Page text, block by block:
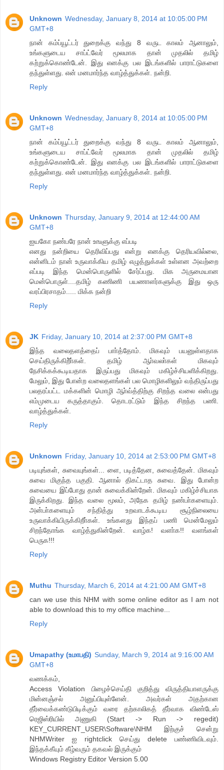
Unknown Wednesday, January 8, 2014 at 10:05:00 PM
GMT+8
நான் கம்ப்யூட்டர் துறைக்கு வந்து 8 வருட காலம் ஆனாலும்,
உங்களுடைய சாப்ட்வேர் மூலமாக தான் முதலில் தமிழ்
கற்றுக்கொண்டேன். இது எனக்கு பல இடங்களில் பாராட்டுகளை
தந்துள்ளது. என் மனமார்ந்த வாழ்த்துக்கள். நன்றி.
Reply
Unknown Wednesday, January 8, 2014 at 10:05:00 PM
GMT+8
நான் கம்ப்யூட்டர் துறைக்கு வந்து 8 வருட காலம் ஆனாலும்,
உங்களுடைய சாப்ட்வேர் மூலமாக தான் முதலில் தமிழ்
கற்றுக்கொண்டேன். இது எனக்கு பல இடங்களில் பாராட்டுகளை
தந்துள்ளது. என் மனமார்ந்த வாழ்த்துக்கள். நன்றி.
Reply
Unknown Thursday, January 9, 2014 at 12:44:00 AM
GMT+8
ஐயகோ நண்பரே நான் உஙளுக்கு எப்படி
எனது நன்றியை தெரிவிப்பது என்று எனக்கு தெரியவில்லை,
என்னிடம் நான் உருவாக்கிய தமிழ் எழுத்துக்கள் உள்ளன அவற்றை
எப்படி இந்த மென்பொருளில் சேர்ப்பது. மிக அருமையான
மென்பொருள்....தமிழ் கணிணி பயணாளர்களுக்கு இது ஒரு
வரப்பிரசாதம்..... மிக்க நன்றி
Reply
JK Friday, January 10, 2014 at 2:37:00 PM GMT+8
இந்த வலைதளத்தைப் பாா்த்தோம். மிகவும் பயனுள்ளதாக
செய்திருக்கிறீ்ா்கள். தமிழ் ஆா்வலா்கள் மிகவும்
நேசிக்கக்கூடியதாக இருப்பது மிகவும் மகிழ்ச்சியளிக்கிறது.
மேலும், இது போன்ற வலைதளங்கள் பல மொழிகளிலும் வந்திருப்பது
பலதரப்பட்ட மக்களின் மொழி ஆா்வ்த்திற்கு சிறந்த வலை என்பது
எம்முடைய கருத்தாகும். தொடரட்டும் இந்த சிறந்த பணி.
வாழ்த்துக்கள்.
Reply
Unknown Friday, January 10, 2014 at 2:53:00 PM GMT+8
படியுங்கள், சுவையுங்கள்... ளை, படித்தேன, சுவைத்தேன். மிகவும்
சுவை மிகுந்த பகுதி. ஆனால் திகட்டாத சுவை. இது போன்ற
சுவையை இப்போது தான் சுவைக்கின்றேன். மிகவும் மகிழ்ச்சியாக
இருக்கிறது. இந்த வலை மூலம், அநேக தமிழ் நண்பா்களையும்.
அன்பா்களையும் சந்தித்து உறவாடக்கூடிய சூழ்நிலையை
உருவாக்கியிருக்கிறீா்கள். உங்களது இந்தப் பணி மென்மேலும்
சிறந்தோங்க வாழ்த்துகின்றேன். வாழ்க! வளா்க!! வளங்கள்
பெருக!!!
Reply
Muthu Thursday, March 6, 2014 at 4:21:00 AM GMT+8
can we use this NHM with some online editor as I am not
able to download this to my office machine...
Reply
Umapathy (உமாபதி) Sunday, March 9, 2014 at 9:16:00 AM
GMT+8
வணக்கம்,
Access Violation பிழைச்செய்தி குறித்து விருத்தியாளருக்கு
மின்னஞ்சல் அனுப்பியுள்ளேன். அவர்கள் அதற்கான
தீர்வைக்கண்டுபிடிக்கும் வரை தற்காலிகத் தீர்வாக விண்டேஸ்
ரெஜிஸ்ரியில் அணுகி (Start -> Run -> regedit)
KEY_CURRENT_USER\Software\NHM இற்குச் சென்று
NHMWriter ஐ rightclick செய்து delete பண்ணிவிடவும்.
இந்தக்கீயும் கீழ்வரும் தகவல் இருக்கும்
Windows Registry Editor Version 5.00